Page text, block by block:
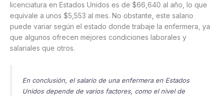
licenciatura en Estados Unidos es de $66,640 al año, lo que
equivale a unos $5,553 al mes. No obstante, este salario
puede variar según el estado donde trabaje la enfermera, ya
que algunos ofrecen mejores condiciones laborales y
salariales que otros.
En conclusión, el salario de una enfermera en Estados
Unidos depende de varios factores, como el nivel de